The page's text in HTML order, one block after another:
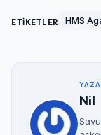
ETİKETLER HMS
Nil